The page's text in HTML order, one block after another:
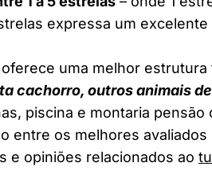
expressa um
uma melhor
cachorro, outros animais
piscina e montaria pensão
entre os melhores
e opiniões relacionados ao